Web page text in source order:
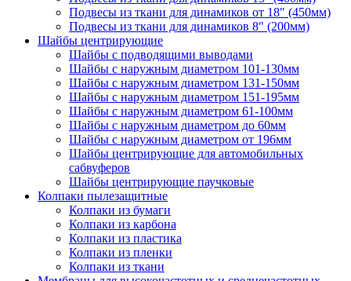
Подвесы из ткани для динамиков от 18" (450мм)
Подвесы из ткани для динамиков 8" (200мм)
Шайбы центрирующие
Шайбы с подводящими выводами
Шайбы с наружным диаметром 101-130мм
Шайбы с наружным диаметром 131-150мм
Шайбы с наружным диаметром 151-195мм
Шайбы с наружным диаметром 61-100мм
Шайбы с наружным диаметром до 60мм
Шайбы с наружным диаметром от 196мм
Шайбы центрирующие для автомобильных
сабвуферов
Шайбы центрирующие паучковые
Колпаки пылезащитные
Колпаки из бумаги
Колпаки из карбона
Колпаки из пластика
Колпаки из пленки
Колпаки из ткани